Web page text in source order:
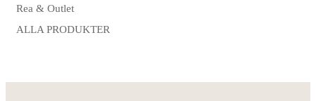
Rea & Outlet
ALLA PRODUKTER